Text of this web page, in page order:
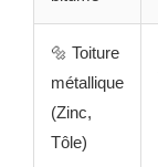
🔩 Toiture
métallique
(Zinc,
Tôle)